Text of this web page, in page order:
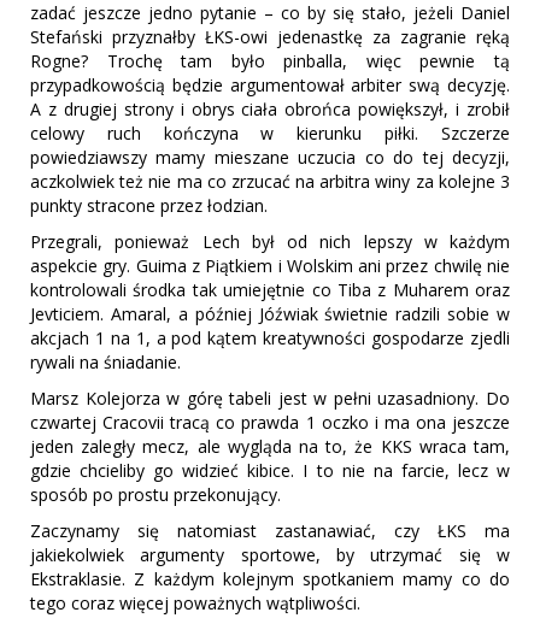
zadać jeszcze jedno pytanie – co by się stało, jeżeli Daniel
Stefański przyznałby ŁKS-owi jedenastkę za zagranie ręką
Rogne? Trochę tam było pinballa, więc pewnie tą
przypadkowością będzie argumentował arbiter swą decyzję.
A z drugiej strony i obrys ciała obrońca powiększył, i zrobił
celowy ruch kończyna w kierunku piłki. Szczerze
powiedziawszy mamy mieszane uczucia co do tej decyzji,
aczkolwiek też nie ma co zrzucać na arbitra winy za kolejne 3
punkty stracone przez łodzian.
Przegrali, ponieważ Lech był od nich lepszy w każdym
aspekcie gry. Guima z Piątkiem i Wolskim ani przez chwilę nie
kontrolowali środka tak umiejętnie co Tiba z Muharem oraz
Jevticiem. Amaral, a później Jóźwiak świetnie radzili sobie w
akcjach 1 na 1, a pod kątem kreatywności gospodarze zjedli
rywali na śniadanie.
Marsz Kolejorza w górę tabeli jest w pełni uzasadniony. Do
czwartej Cracovii tracą co prawda 1 oczko i ma ona jeszcze
jeden zaległy mecz, ale wygląda na to, że KKS wraca tam,
gdzie chcieliby go widzieć kibice. I to nie na farcie, lecz w
sposób po prostu przekonujący.
Zaczynamy się natomiast zastanawiać, czy ŁKS ma
jakiekolwiek argumenty sportowe, by utrzymać się w
Ekstraklasie. Z każdym kolejnym spotkaniem mamy co do
tego coraz więcej poważnych wątpliwości.